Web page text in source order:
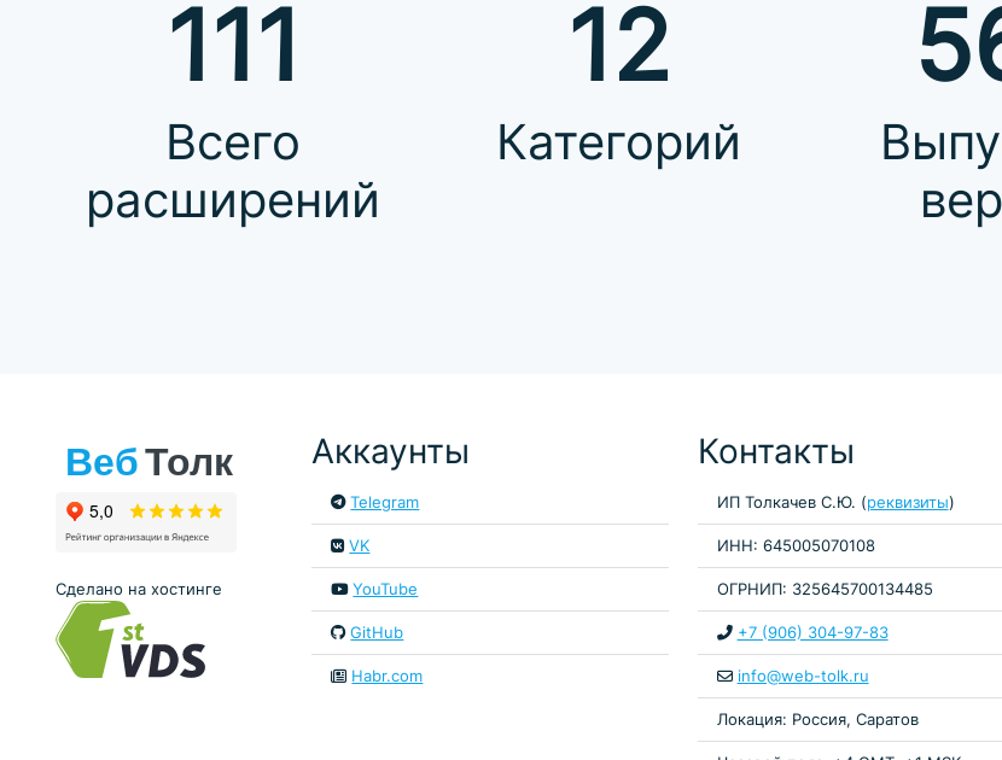
111
Всего
расширений
12
Категорий
Сделано на хостинге
Аккаунты
Telegram
VK
YouTube
GitHub
Habr.com
Контакты
ИП Толкачев С.Ю. (реквизиты)
ИНН: 645005070108
ОГРНИП: 325645700134485
+7 (906) 304-97-83
info@web-tolk.ru
Локация: Россия, Саратов